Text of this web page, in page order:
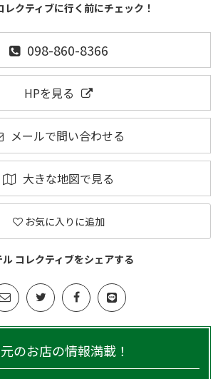
レクティブに行く前にチェック！
098-860-8366
HPを見る
メールで問い合わせる
大きな地図で見る
お気に入りに追加
コレクティブをシェアする
のお店の情報満載！